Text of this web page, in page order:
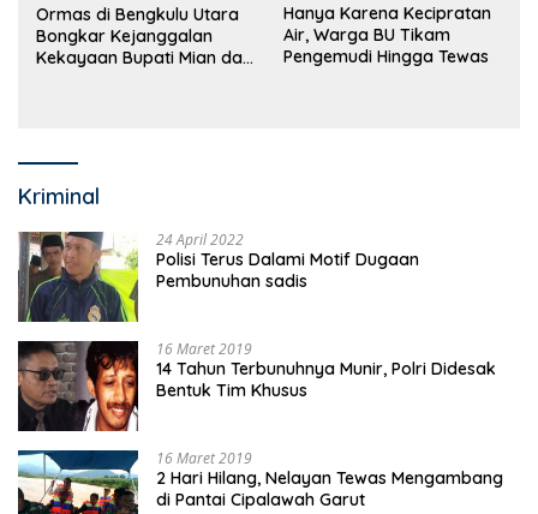
Ormas di Bengkulu Utara
Bongkar Kejanggalan
Kekayaan Bupati Mian dan
Hanya Karena Kecipratan
Air, Warga BU Tikam
Pengemudi Hingga Tewas
Kriminal
24 April 2022
Polisi Terus Dalami Motif Dugaan
Pembunuhan sadis
16 Maret 2019
14 Tahun Terbunuhnya Munir, Polri Didesak
Bentuk Tim Khusus
16 Maret 2019
2 Hari Hilang, Nelayan Tewas Mengambang
di Pantai Cipalawah Garut